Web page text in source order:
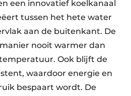
een innovatief koelkanaal
tussen het hete water
aan de buitenkant. De
nooit warmer dan
Ook blijft de
waardoor energie en
bespaart wordt. De